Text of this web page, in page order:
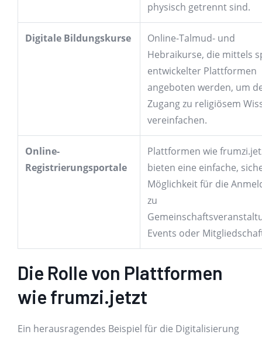
physisch getrennt sind.
Digitale Bildungskurse
Online-Talmud- und
Hebraikurse, die mittels
entwickelter Plattformen
angeboten werden, um
Zugang zu religiösem
vereinfachen.
Online-
Registrierungsportale
Plattformen wie
bieten eine einfache,
Möglichkeit für die
zu
Events oder
Die Rolle von Plattformen
wie frumzi.jetzt
Ein herausragendes Beispiel für die Digitalisierung